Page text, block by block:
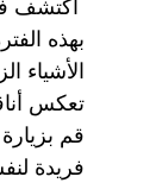
بهذه
تعكس
قم
فريدة